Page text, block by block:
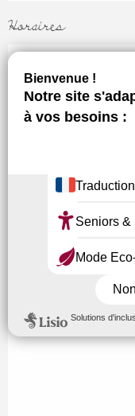
Horaires
Le 28 août 2026
21:00 à 23:00
Localisation
Garçon, la
swing
Les Saint martin